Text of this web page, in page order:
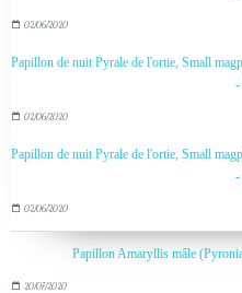
02/06/2020
Papillon de nuit Pyrale de l'ortie, Small
-
02/06/2020
Papillon de nuit Pyrale de l'ortie, Small
-
02/06/2020
Papillon Amaryllis mâle
20/07/2020